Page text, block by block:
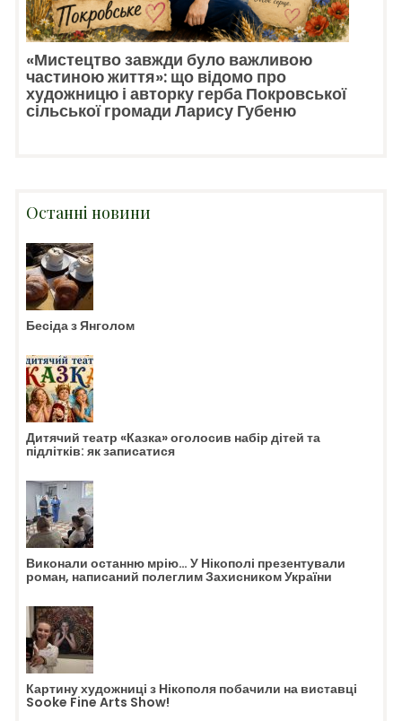
«Мистецтво завжди було важливою
частиною життя»: що відомо про
художницю і авторку герба Покровської
сільської громади Ларису Губеню
Останні новини
Бесіда з Янголом
Дитячий театр «Казка» оголосив набір дітей та
підлітків: як записатися
Виконали останню мрію… У Нікополі презентували
роман, написаний полеглим Захисником України
Картину художниці з Нікополя побачили на виставці
Sooke Fine Arts Show!